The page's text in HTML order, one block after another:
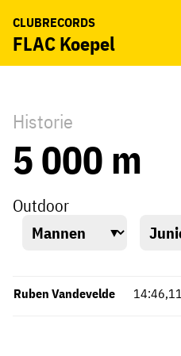
CLUBRECORDS
FLAC Koepel
Historie
5 000 m
Outdoor
Ruben Vandevelde 14:46,11